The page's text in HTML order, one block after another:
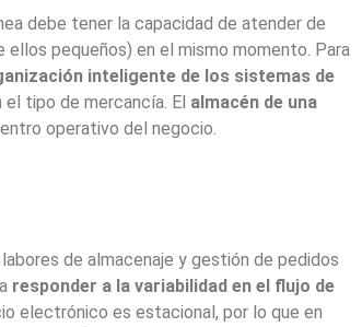
debe tener la capacidad de atender de
pequeños) en el mismo momento. Para
inteligente de los sistemas de
tipo de mercancía. El almacén de una
operativo del negocio.
de almacenaje y gestión de pedidos
responder a la variabilidad en el flujo de
electrónico es estacional, por lo que en